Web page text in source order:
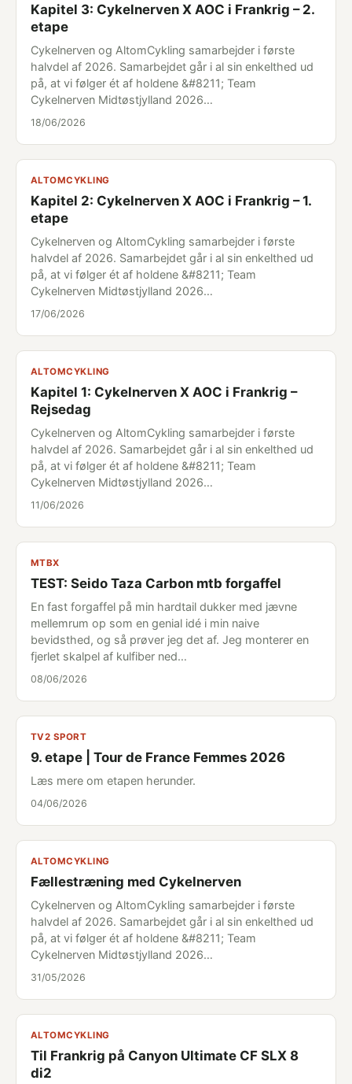
Kapitel 3: Cykelnerven X AOC i Frankrig – 2.
etape
Cykelnerven og AltomCykling samarbejder i første
halvdel af 2026. Samarbejdet går i al sin enkelthed ud
på, at vi følger ét af holdene &#8211; Team
Cykelnerven Midtøstjylland 2026…
18/06/2026
ALTOMCYKLING
Kapitel 2: Cykelnerven X AOC i Frankrig – 1.
etape
Cykelnerven og AltomCykling samarbejder i første
halvdel af 2026. Samarbejdet går i al sin enkelthed ud
på, at vi følger ét af holdene &#8211; Team
Cykelnerven Midtøstjylland 2026…
17/06/2026
ALTOMCYKLING
Kapitel 1: Cykelnerven X AOC i Frankrig –
Rejsedag
Cykelnerven og AltomCykling samarbejder i første
halvdel af 2026. Samarbejdet går i al sin enkelthed ud
på, at vi følger ét af holdene &#8211; Team
Cykelnerven Midtøstjylland 2026…
11/06/2026
MTBX
TEST: Seido Taza Carbon mtb forgaffel
En fast forgaffel på min hardtail dukker med jævne
mellemrum op som en genial idé i min naive
bevidsthed, og så prøver jeg det af. Jeg monterer en
fjerlet skalpel af kulfiber ned…
08/06/2026
TV2 SPORT
9. etape | Tour de France Femmes 2026
Læs mere om etapen herunder.
04/06/2026
ALTOMCYKLING
Fællestræning med Cykelnerven
Cykelnerven og AltomCykling samarbejder i første
halvdel af 2026. Samarbejdet går i al sin enkelthed ud
på, at vi følger ét af holdene &#8211; Team
Cykelnerven Midtøstjylland 2026…
31/05/2026
ALTOMCYKLING
Til Frankrig på Canyon Ultimate CF SLX 8
di2